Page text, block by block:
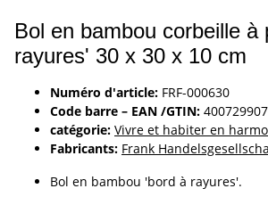
Bol en bambou corbeille à
rayures' 30 x 30 x 10 cm
Numéro d'article: FRF-000630
Code barre – EAN /GTIN:
catégorie: Vivre et habiter en
Fabricants: Frank
Bol en bambou 'bord à rayures'.